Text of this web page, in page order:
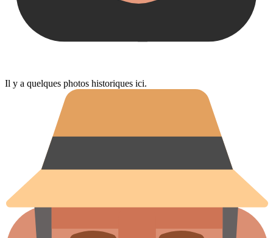
Il y a quelques photos historiques ici.